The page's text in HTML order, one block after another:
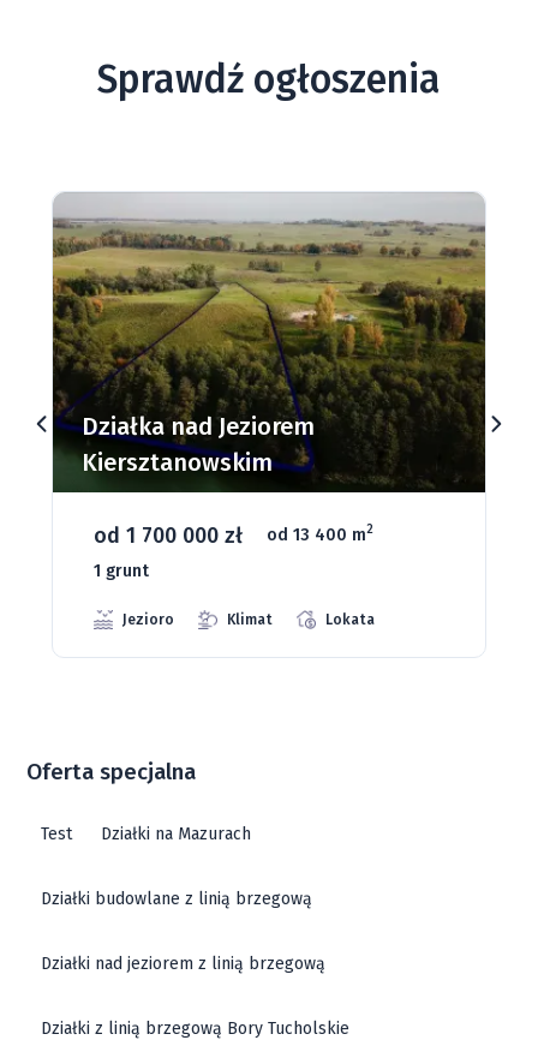
Sprawdź ogłoszenia
Działki budowlane nad Jeziorem
Dąbrowa Mała
od 93 280 zł od 1075 m 2 66 grunt
Oferta specjalna
Test Działki na Mazurach
Działki budowlane z linią brzegową
Działki nad jeziorem z linią brzegową
Działki z linią brzegową Bory Tucholskie